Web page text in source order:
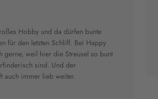
Hobby und da dürfen bunte
für den letzten Schliff. Bei Happy
gerne, weil hier die Streusel so bunt
sind. Und der
auch immer lieb weiter.